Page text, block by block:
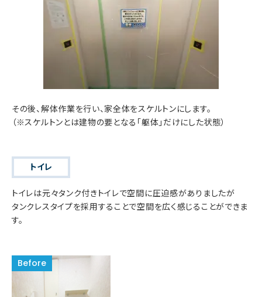
その後、解体作業を行い、家全体をスケルトンにします。
（※スケルトンとは建物の要となる「躯体」だけにした状態）
トイレ
トイレは元々タンク付きトイレで空間に圧迫感がありましたが
タンクレスタイプを採用することで空間を広く感じることができま
す。